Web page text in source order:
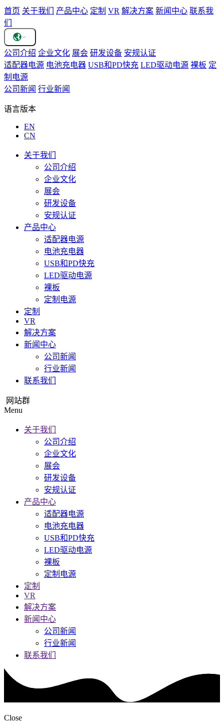
首页 关于我们 产品中心 定制 VR 解决方案 新闻中心 联系我
们
公司介绍 企业文化 展会 研发设备 安规认证
适配器电源 电池充电器 USB和PD快充 LED驱动电源 裸板 定
制电源
公司新闻 行业新闻
语言版本
EN
CN
关于我们
公司介绍
企业文化
展会
研发设备
安规认证
产品中心
适配器电源
电池充电器
USB和PD快充
LED驱动电源
裸板
定制电源
定制
VR
解决方案
新闻中心
公司新闻
行业新闻
联系我们
网站群
Menu
关于我们
公司介绍
企业文化
展会
研发设备
安规认证
产品中心
适配器电源
电池充电器
USB和PD快充
LED驱动电源
裸板
定制电源
定制
VR
解决方案
新闻中心
公司新闻
行业新闻
联系我们
Close